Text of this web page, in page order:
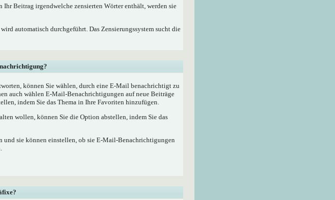
Beitrag irgendwelche zensierten Wörter enthält, werden sie
automatisch durchgeführt. Das Zensierungssystem sucht die
können Sie wählen, durch eine E-Mail benachrichtigt zu
auch wählen E-Mail-Benachrichtigungen auf neue Beiträge
indem Sie das Thema in Ihre Favoriten hinzufügen.
wollen, können Sie die Option abstellen, indem Sie das
sie können einstellen, ob sie E-Mail-Benachrichtigungen